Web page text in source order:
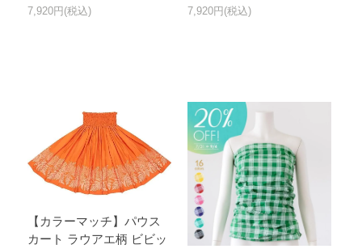
7,920円(税込) 7,920円(税込)
【カラーマッチ】パウス
カート ラウアエ柄 ビビッ